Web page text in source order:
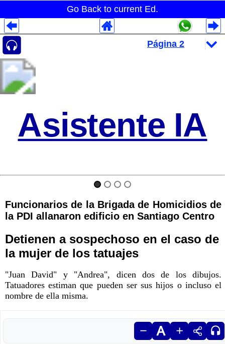
Go Back to current Ed.
Asistente IA
Funcionarios de la Brigada de Homicidios de
la PDI allanaron edificio en Santiago Centro
Detienen a sospechoso en el caso de
la mujer de los tatuajes
"Juan David" y "Andrea", dicen dos de los dibujos.
Tatuadores estiman que pueden ser sus hijos o incluso el
nombre de ella misma.
Despliegues Analytics
Despliegues Totales
Despliegues por Rubros